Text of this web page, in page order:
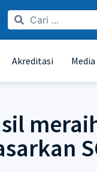
Akreditasi